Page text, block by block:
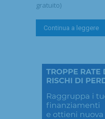
gratuito)
Continua a leggere